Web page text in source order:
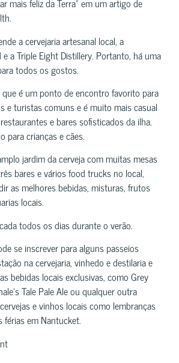
a cervejaria artesanal local, a
a Triple Eight Distillery. Portanto, há uma
todos os gostos.
é um ponto de encontro favorito para
e turistas comuns e é muito mais casual
e bares sofisticados da ilha.
para crianças e cães.
jardim da cerveja com muitas mesas
bares e vários food trucks no local,
as melhores bebidas, misturas, frutos
locais.
todos os dias durante o verão.
se inscrever para alguns passeios
na cervejaria, vinhedo e destilaria e
bebidas locais exclusivas, como Grey
Tale Pale Ale ou qualquer outra
e vinhos locais como lembranças
férias em Nantucket.